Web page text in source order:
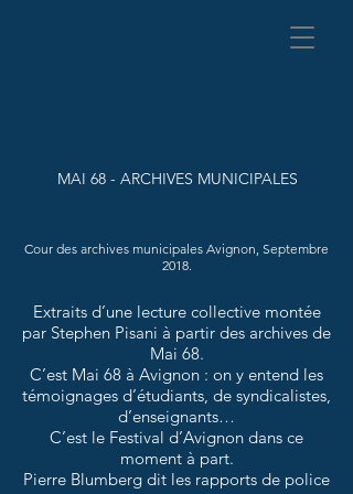
MAI 68 - ARCHIVES MUNICIPALES
Cour des archives municipales Avignon, Septembre
2018.
Extraits d’une lecture collective montée
par Stephen Pisani à partir des archives de
Mai 68.
C’est Mai 68 à Avignon : on y entend les
témoignages d’étudiants, de syndicalistes,
d’enseignants…
C’est le Festival d’Avignon dans ce
moment à part.
Pierre Blumberg dit les rapports de police